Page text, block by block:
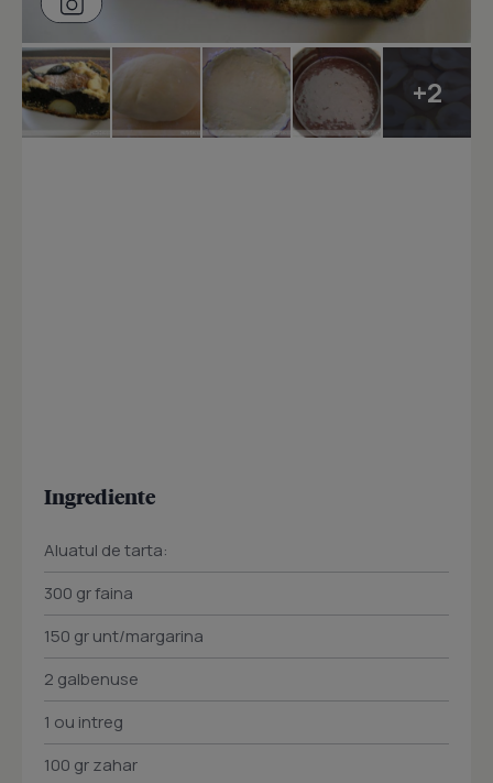
+2
Ingrediente
Aluatul de tarta:
300 gr faina
150 gr unt/margarina
2 galbenuse
1 ou intreg
100 gr zahar